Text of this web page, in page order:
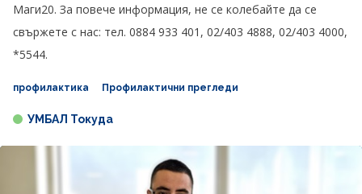
Маги20. За повече информация, не се колебайте да се
свържете с нас: тел. 0884 933 401, 02/403 4888, 02/403 4000,
*5544.
профилактика Профилактични прегледи
УМБАЛ Токуда